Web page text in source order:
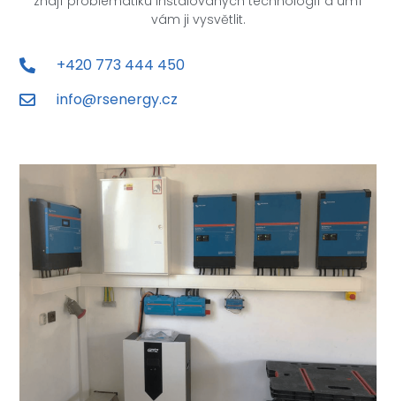
vám ji vysvětlit.
+420 773 444 450
info@rsenergy.cz